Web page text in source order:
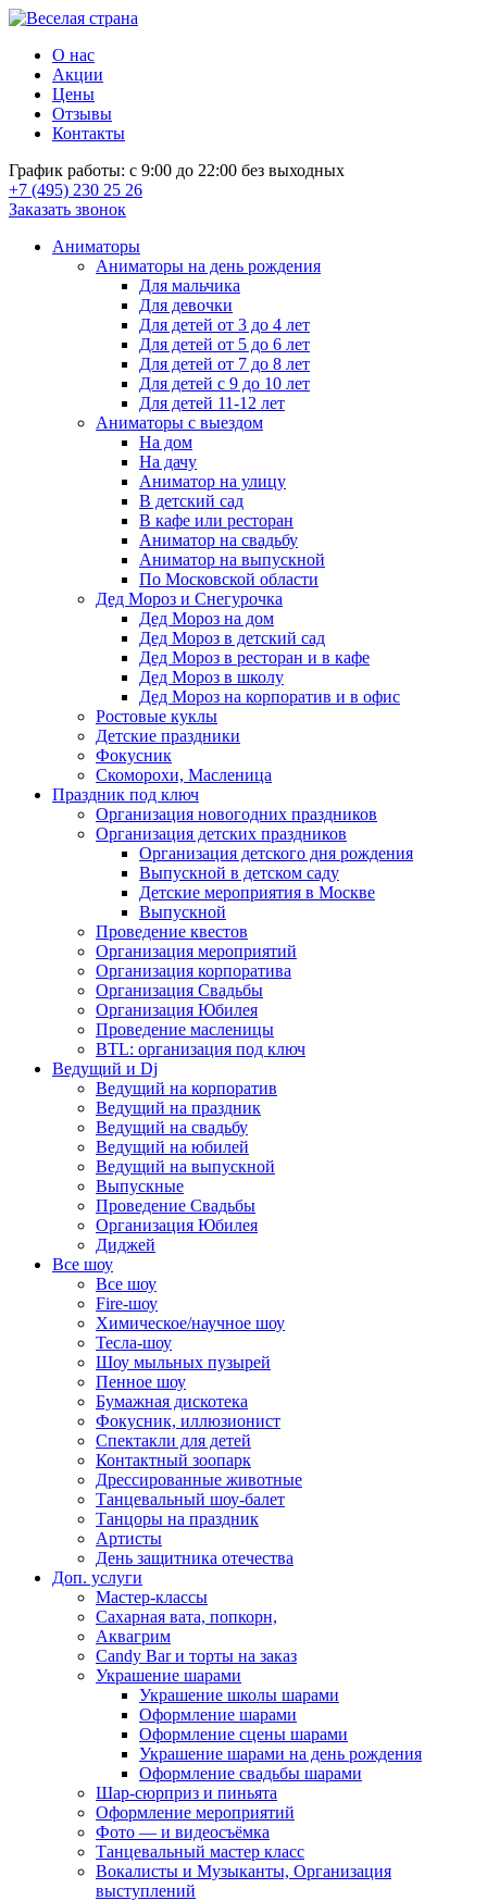
О нас
Акции
Цены
Отзывы
Контакты
График работы: с 9:00 до 22:00 без выходных
+7 (495) 230 25 26
Заказать звонок
Аниматоры
Аниматоры на день рождения
Для мальчика
Для девочки
Для детей от 3 до 4 лет
Для детей от 5 до 6 лет
Для детей от 7 до 8 лет
Для детей с 9 до 10 лет
Для детей 11-12 лет
Аниматоры с выездом
На дом
На дачу
Аниматор на улицу
В детский сад
В кафе или ресторан
Аниматор на свадьбу
Аниматор на выпускной
По Московской области
Дед Мороз и Снегурочка
Дед Мороз на дом
Дед Мороз в детский сад
Дед Мороз в ресторан и в кафе
Дед Мороз в школу
Дед Мороз на корпоратив и в офис
Ростовые куклы
Детские праздники
Фокусник
Скоморохи, Масленица
Праздник под ключ
Организация новогодних праздников
Организация детских праздников
Организация детского дня рождения
Выпускной в детском саду
Детские мероприятия в Москве
Выпускной
Проведение квестов
Организация мероприятий
Организация корпоратива
Организация Свадьбы
Организация Юбилея
Проведение масленицы
BTL: организация под ключ
Ведущий и Dj
Ведущий на корпоратив
Ведущий на праздник
Ведущий на свадьбу
Ведущий на юбилей
Ведущий на выпускной
Выпускные
Проведение Свадьбы
Организация Юбилея
Диджей
Все шоу
Все шоу
Fire-шоу
Химическое/научное шоу
Тесла-шоу
Шоу мыльных пузырей
Пенное шоу
Бумажная дискотека
Фокусник, иллюзионист
Спектакли для детей
Контактный зоопарк
Дрессированные животные
Танцевальный шоу-балет
Танцоры на праздник
Артисты
День защитника отечества
Доп. услуги
Мастер-классы
Сахарная вата, попкорн,
Аквагрим
Candy Bar и торты на заказ
Украшение шарами
Украшение школы шарами
Оформление шарами
Оформление сцены шарами
Украшение шарами на день рождения
Оформление свадьбы шарами
Шар-сюрприз и пиньята
Оформление мероприятий
Фото — и видеосъёмка
Танцевальный мастер класс
Вокалисты и Музыканты, Организация
выступлений